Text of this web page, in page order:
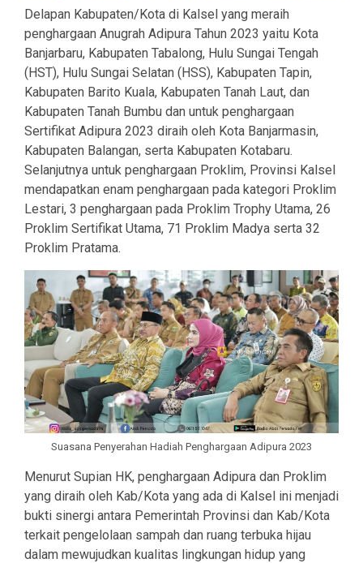
Delapan Kabupaten/Kota di Kalsel yang meraih
penghargaan Anugrah Adipura Tahun 2023 yaitu Kota
Banjarbaru, Kabupaten Tabalong, Hulu Sungai Tengah
(HST), Hulu Sungai Selatan (HSS), Kabupaten Tapin,
Kabupaten Barito Kuala, Kabupaten Tanah Laut, dan
Kabupaten Tanah Bumbu dan untuk penghargaan
Sertifikat Adipura 2023 diraih oleh Kota Banjarmasin,
Kabupaten Balangan, serta Kabupaten Kotabaru.
Selanjutnya untuk penghargaan Proklim, Provinsi Kalsel
mendapatkan enam penghargaan pada kategori Proklim
Lestari, 3 penghargaan pada Proklim Trophy Utama, 26
Proklim Sertifikat Utama, 71 Proklim Madya serta 32
Proklim Pratama.
Suasana Penyerahan Hadiah Penghargaan Adipura 2023
Menurut Supian HK, penghargaan Adipura dan Proklim
yang diraih oleh Kab/Kota yang ada di Kalsel ini menjadi
bukti sinergi antara Pemerintah Provinsi dan Kab/Kota
terkait pengelolaan sampah dan ruang terbuka hijau
dalam mewujudkan kualitas lingkungan hidup yang